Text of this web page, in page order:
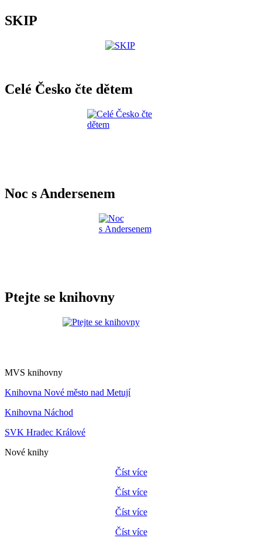
SKIP
Celé Česko čte dětem
Noc s Andersenem
Ptejte se knihovny
MVS knihovny
Knihovna Nové město nad Metují
Knihovna Náchod
SVK Hradec Králové
Nové knihy
Číst více
Číst více
Číst více
Číst více